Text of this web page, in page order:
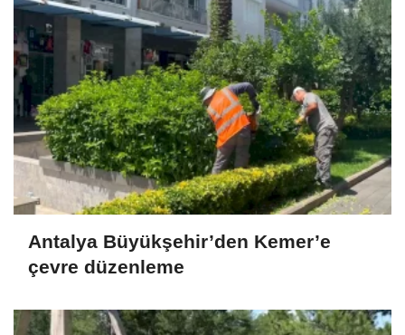
Antalya Büyükşehir’den Kemer’e
çevre düzenleme